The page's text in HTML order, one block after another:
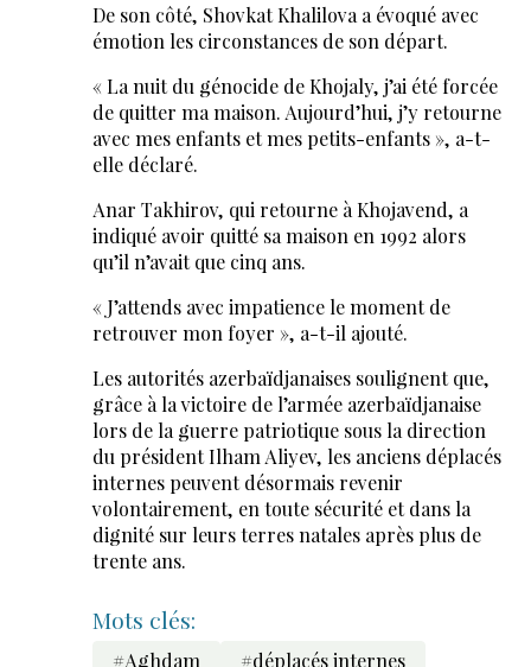
De son côté, Shovkat Khalilova a évoqué avec
émotion les circonstances de son départ.
« La nuit du génocide de Khojaly, j’ai été forcée
de quitter ma maison. Aujourd’hui, j’y retourne
avec mes enfants et mes petits-enfants », a-t-
elle déclaré.
Anar Takhirov, qui retourne à Khojavend, a
indiqué avoir quitté sa maison en 1992 alors
qu’il n’avait que cinq ans.
« J’attends avec impatience le moment de
retrouver mon foyer », a-t-il ajouté.
Les autorités azerbaïdjanaises soulignent que,
grâce à la victoire de l’armée azerbaïdjanaise
lors de la guerre patriotique sous la direction
du président Ilham Aliyev, les anciens déplacés
internes peuvent désormais revenir
volontairement, en toute sécurité et dans la
dignité sur leurs terres natales après plus de
trente ans.
Mots clés:
#Aghdam
#déplacés internes